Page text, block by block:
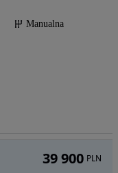
Manualna
39 900 PLN